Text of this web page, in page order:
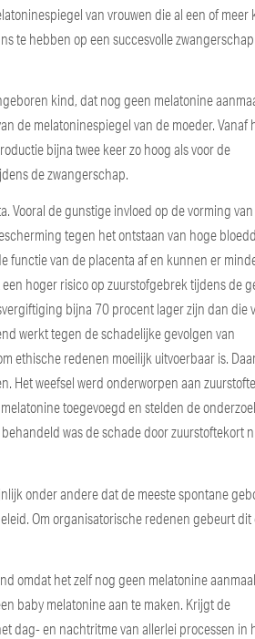
van vrouwen die al een of meer
te hebben op een succesvolle
kind, dat nog geen melatonine
de melatoninespiegel van de moeder. Vanaf
bijna twee keer zo hoog als voor de
de zwangerschap.
Vooral de gunstige invloed op de vorming van
tegen het ontstaan van hoge
functie van de placenta af en kunnen er
hoger risico op zuurstofgebrek tijdens de
bijna 70 procent lager zijn dan die
werkt tegen de schadelijke gevolgen van
ethische redenen moeilijk uitvoerbaar is.
Het weefsel werd onderworpen aan
toegevoegd en stelden de
was de schade door zuurstoftekort
onder andere dat de meeste spontane
Om organisatorische redenen gebeurt
omdat het zelf nog geen melatonine
baby melatonine aan te maken. Krijgt de
dag- en nachtritme van allerlei processen in